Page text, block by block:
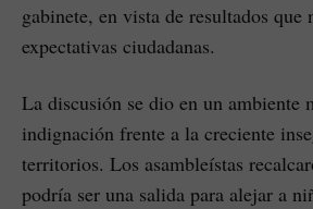
gabinete, en vista de resultados que
expectativas ciudadanas.
La discusión se dio en un ambiente
indignación frente a la creciente
territorios. Los asambleístas
podría ser una salida para alejar a